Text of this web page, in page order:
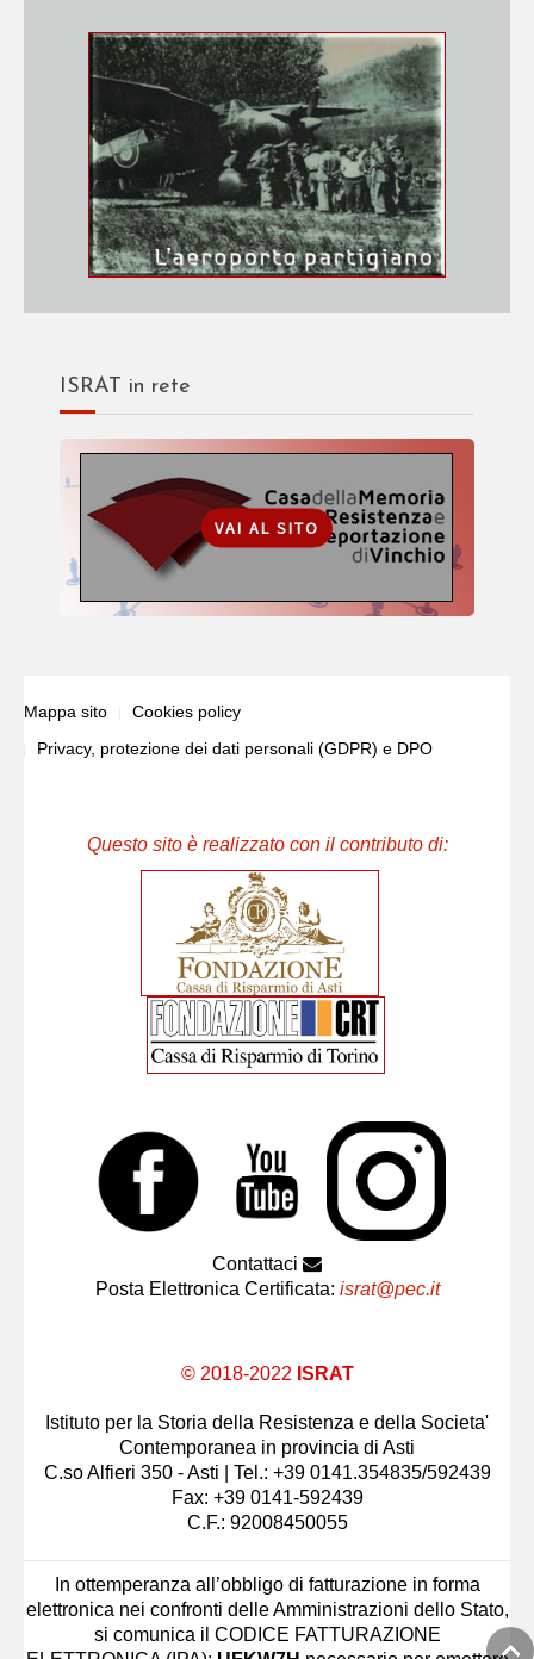
ISRAT in rete
VAI AL SITO
Mappa sito
Cookies policy
Privacy, protezione dei dati personali (GDPR) e DPO
Questo sito è realizzato con il contributo di:
Contattaci
Posta Elettronica Certificata: israt@pec.it
© 2018-2022 ISRAT
Istituto per la Storia della Resistenza e della Societa'
Contemporanea in provincia di Asti
C.so Alfieri 350 - Asti | Tel.: +39 0141.354835/592439
Fax: +39 0141-592439
C.F.: 92008450055
In ottemperanza all’obbligo di fatturazione in forma
elettronica nei confronti delle Amministrazioni dello Stato,
si comunica il CODICE FATTURAZIONE